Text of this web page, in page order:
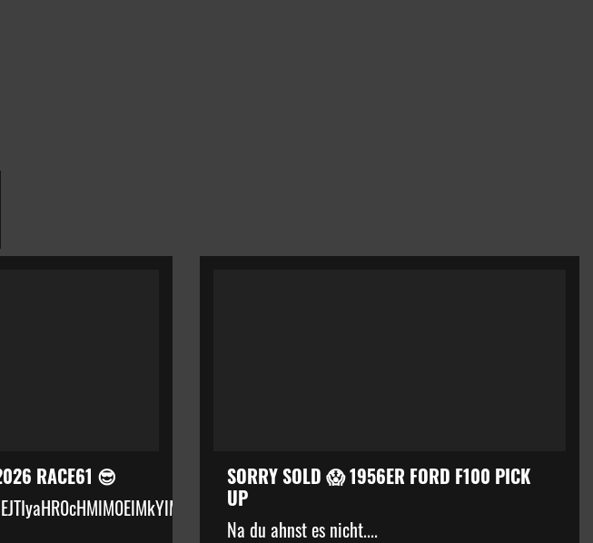
RACE61 😎
SORRY SOLD 😱 1956ER FORD F100 PICK
UP
Na du ahnst es nicht....